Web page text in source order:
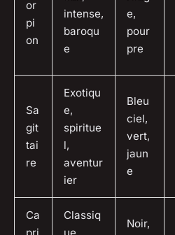
or
pi
on
intense,
baroqu
e
e,
pour
pre
Sa
git
tai
re
Exotiqu
e,
spiritue
l,
aventur
ier
Bleu
ciel,
vert,
jaun
e
Ca
pri
Classiq
ue,
Noir,